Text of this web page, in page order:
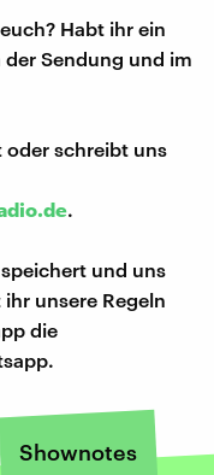
Habt ihr ein
Sendung und im
oder schreibt uns
.
und uns
unsere Regeln
die
Shownotes